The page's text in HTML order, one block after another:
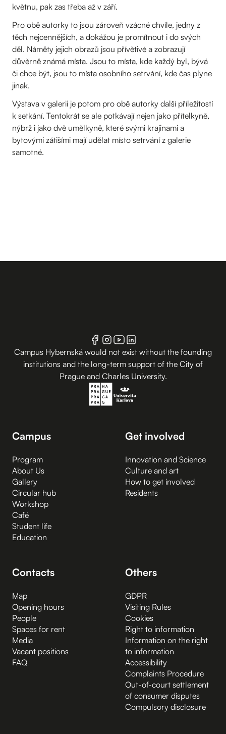
květnu, pak zas třeba až v září.
Pro obě autorky to jsou zároveň vzácné chvíle, jedny z
těch nejcennějších, a dokážou je promítnout i do svých
děl. Náměty jejich obrazů jsou přívětivé a zobrazují
důvěrně známá místa. Jsou to místa, kde každý byl, bývá
či chce být, jsou to místa osobního setrvání, kde čas plyne
jinak.
Výstava v galerii je potom pro obě autorky další příležitostí
k setkání. Tentokrát se ale potkávají nejen jako přítelkyně,
nýbrž i jako dvě umělkyně, které svými krajinami a
bytovými zátišími mají udělat místo setrvání z galerie
samotné.
Campus Hybernská would not exist without the founding
institutions and the long-term support of the City of
Prague and Charles University.
Campus
Program
About Us
Gallery
Circular hub
Workshop
Café
Student life
Education
Get involved
Innovation and Science
Culture and art
How to get involved
Residents
Contacts
Map
Opening hours
People
Spaces for rent
Media
Vacant positions
FAQ
Others
GDPR
Visiting Rules
Cookies
Right to information
Information on the right
to information
Accessibility
Complaints Procedure
Out-of-court settlement
of consumer disputes
Compulsory disclosure